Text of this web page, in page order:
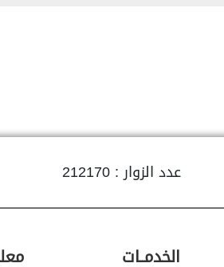
عدد الزوار : 212170
الخدمــات